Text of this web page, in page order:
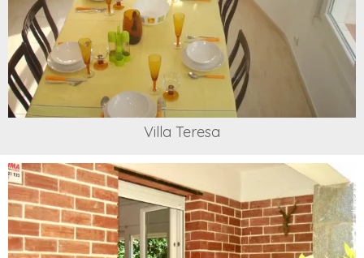
Villa Teresa